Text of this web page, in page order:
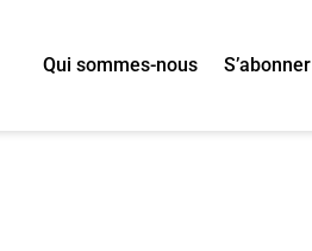
Qui sommes-nous S’abonner